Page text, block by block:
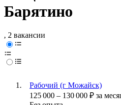
Барятино
, 2 вакансии
Рабочий (г Можайск)
125 000 – 130 000 ₽ за